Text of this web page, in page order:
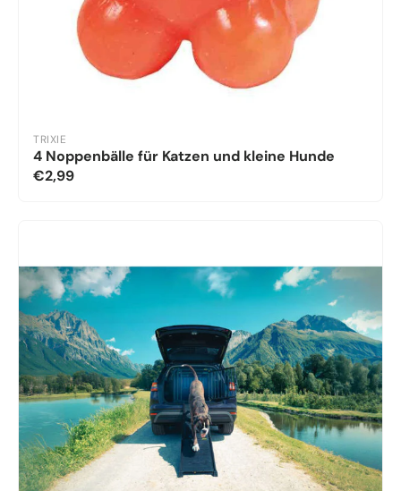
TRIXIE
4 Noppenbälle für Katzen und kleine Hunde
€2,99